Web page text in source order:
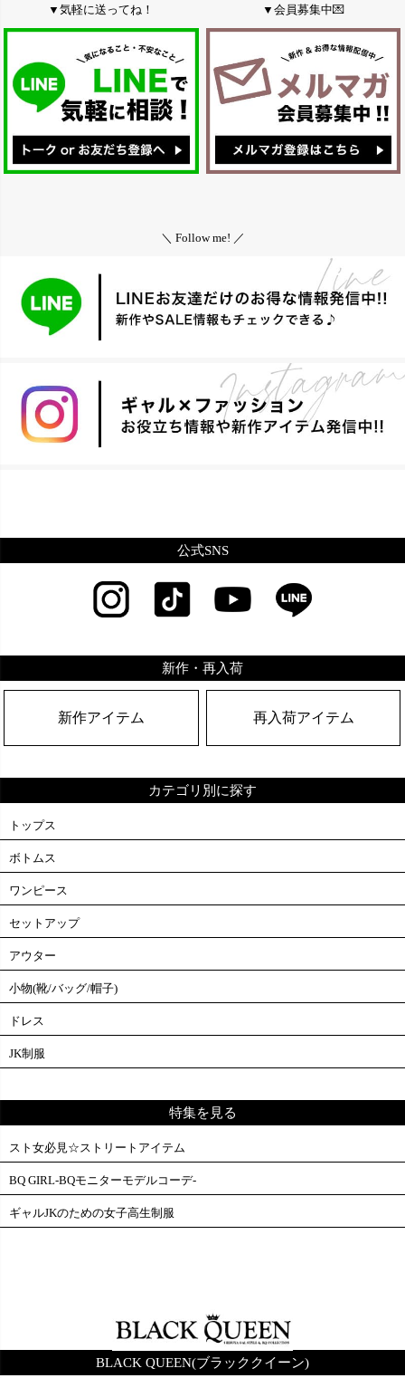
▼気軽に送ってね！ ▼会員募集中💌
＼ Follow me! ／
公式SNS
新作・再入荷
新作アイテム 再入荷アイテム
カテゴリ別に探す
トップス
ボトムス
ワンピース
セットアップ
アウター
小物(靴/バッグ/帽子)
ドレス
JK制服
特集を見る
スト女必見☆ストリートアイテム
BQ GIRL-BQモニターモデルコーデ-
ギャルJKのための女子高生制服
BLACK QUEEN(ブラッククイーン)